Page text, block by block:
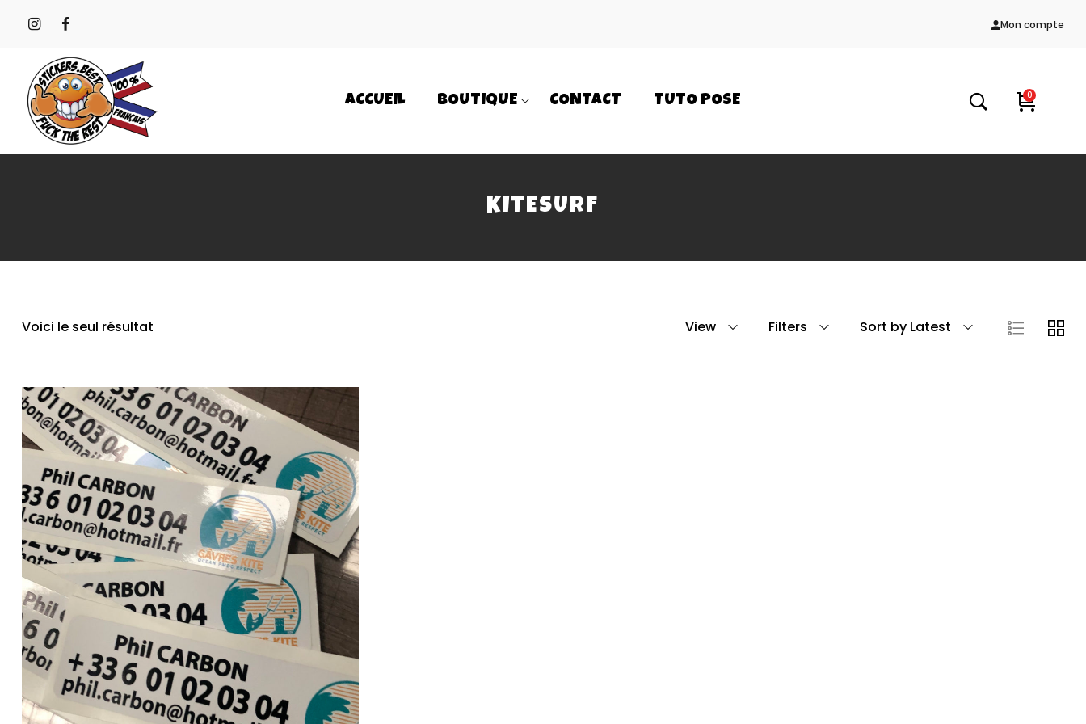
Mon compte
ACCUEIL BOUTIQUE CONTACT TUTO POSE 0
KITESURF
Voici le seul résultat View Filters Sort by Latest
€ 26.00€